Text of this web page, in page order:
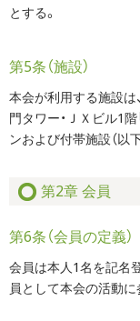
とする。
第5条（施設）
本会が利用する施設
門タワー・ＪＸビル1
ンおよび付帯施設（以
第2章 会員
第6条（会員の定義）
会員は本人1名を記名
員として本会の活動に